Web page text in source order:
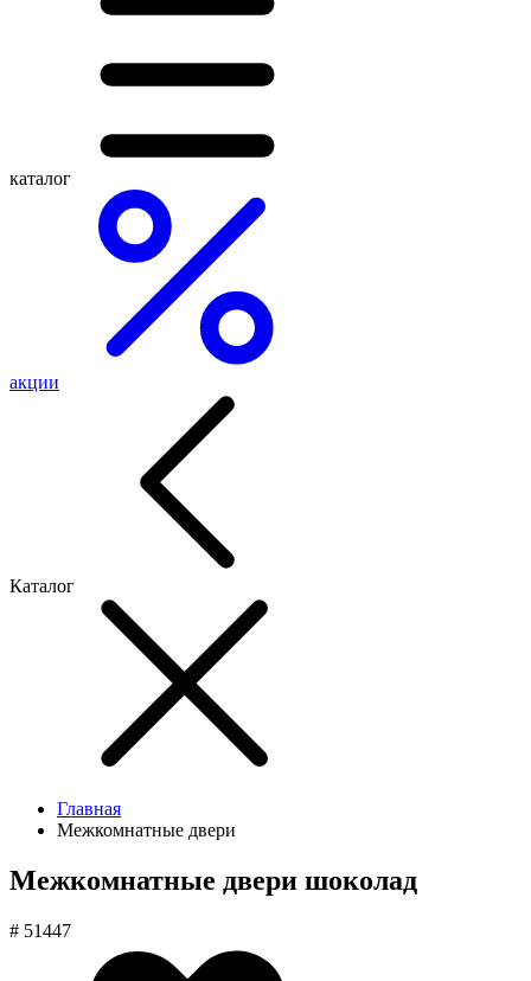
каталог
акции
Каталог
Главная
Межкомнатные двери
Межкомнатные двери шоколад
# 51447